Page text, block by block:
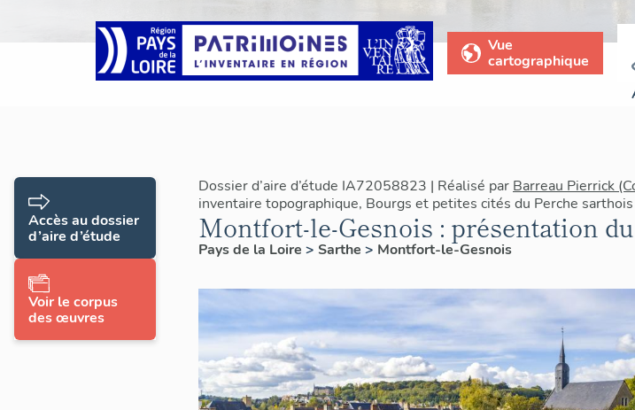
Vue
cartographique
Dossier d’aire d’étude IA72058823 | Réalisé par Barreau Pierrick
inventaire topographique, Bourgs et petites cités du Perche sarthois
Montfort-le-Gesnois : présentation
Pays de la Loire > Sarthe > Montfort-le-Gesnois
Accès au dossier
d’aire d’étude
Voir le corpus
des œuvres